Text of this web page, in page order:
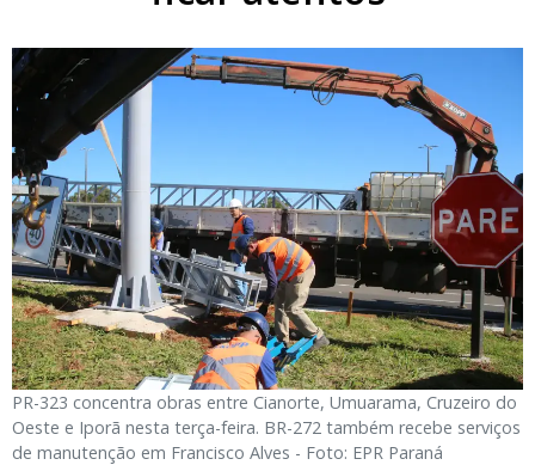
PR-323 concentra obras entre Cianorte, Umuarama, Cruzeiro do
Oeste e Iporã nesta terça-feira. BR-272 também recebe serviços
de manutenção em Francisco Alves - Foto: EPR Paraná